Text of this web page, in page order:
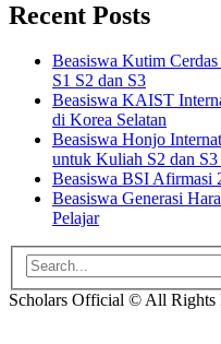
Recent Posts
Beasiswa Kutim
S1 S2 dan S3
Beasiswa KAIST
di Korea Selatan
Beasiswa Honjo
untuk Kuliah S2 dan S3
Beasiswa BSI Afirmasi
Beasiswa Generasi
Pelajar
Search
for:
Scholars Official © All Rights